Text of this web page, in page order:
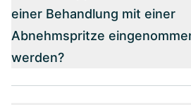
einer Behandlung mit einer
Abnehmspritze
werden?